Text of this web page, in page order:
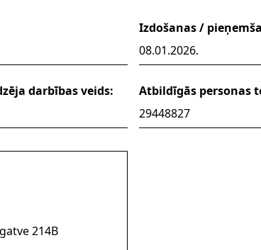
Izdošanas /
08.01.2026.
darbības veids:
Atbildīgās personas
29448827
uz travelland.riga@gmail.com
214B